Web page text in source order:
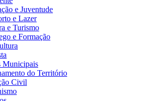
e Juventude
e Lazer
e Turismo
e Formação
Municipais
do Território
Civil